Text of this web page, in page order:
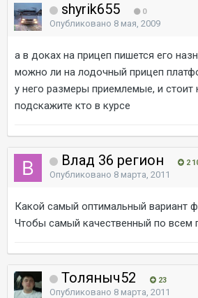
shyrik655 0
Опубликовано 8 мая, 2009
а в доках на прицеп пишется его
можно ли на лодочный прицеп
у него размеры приемлемые, и стоит
подскажите кто в курсе
Влад 36 регион 2
Опубликовано 8 марта, 2011
Какой самый оптимальный вариант
Чтобы самый качественный по всем
Толяныч52 23
Опубликовано 8 марта, 2011